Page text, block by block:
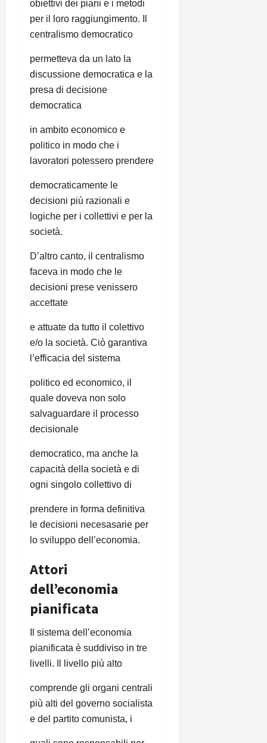
obiettivi dei piani e i metodi
per il loro raggiungimento. Il
centralismo democratico
permetteva da un lato la
discussione democratica e la
presa di decisione
democratica
in ambito economico e
politico in modo che i
lavoratori potessero prendere
democraticamente le
decisioni più razionali e
logiche per i collettivi e per la
società.
D’altro canto, il centralismo
faceva in modo che le
decisioni prese venissero
accettate
e attuate da tutto il colettivo
e/o la società. Ciò garantiva
l’efficacia del sistema
politico ed economico, il
quale doveva non solo
salvaguardare il processo
decisionale
democratico, ma anche la
capacità della società e di
ogni singolo collettivo di
prendere in forma definitiva
le decisioni necesasarie per
lo sviluppo dell’economia.
Attori
dell’economia
pianificata
Il sistema dell’economia
pianificata è suddiviso in tre
livelli. Il livello più alto
comprende gli organi centrali
più alti del governo socialista
e del partito comunista, i